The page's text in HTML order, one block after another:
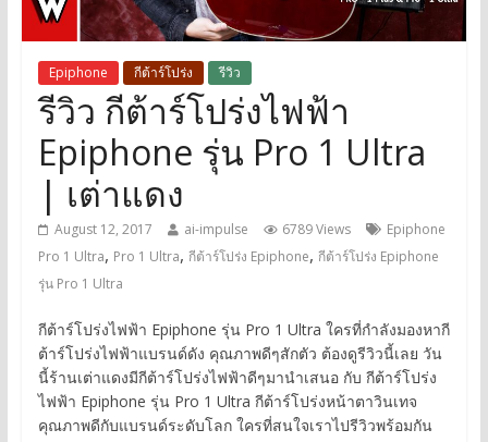
Epiphone กีต้าร์โปร่ง รีวิว
รีวิว กีต้าร์โปร่งไฟฟ้า
Epiphone รุ่น Pro 1 Ultra
| เต่าแดง
August 12, 2017 ai-impulse 6789 Views
Epiphone
Pro 1 Ultra, Pro 1 Ultra, กีต้าร์โปร่ง Epiphone, กีต้าร์โปร่ง Epiphone
รุ่น Pro 1 Ultra
กีต้าร์โปร่งไฟฟ้า Epiphone รุ่น Pro 1 Ultra ใครที่กำลังมองหากี
ต้าร์โปร่งไฟฟ้าแบรนด์ดัง คุณภาพดีๆสักตัว ต้องดูรีวิวนี้เลย วัน
นี้ร้านเต่าแดงมีกีต้าร์โปร่งไฟฟ้าดีๆมานำเสนอ กับ กีต้าร์โปร่ง
ไฟฟ้า Epiphone รุ่น Pro 1 Ultra กีต้าร์โปร่งหน้าตาวินเทจ
คุณภาพดีกับแบรนด์ระดับโลก ใครที่สนใจเราไปรีวิวพร้อมกัน